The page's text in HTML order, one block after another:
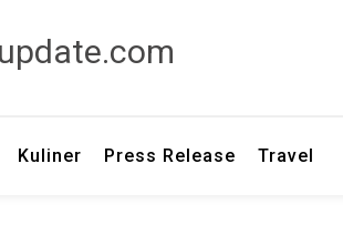
Kuliner Press Release Travel